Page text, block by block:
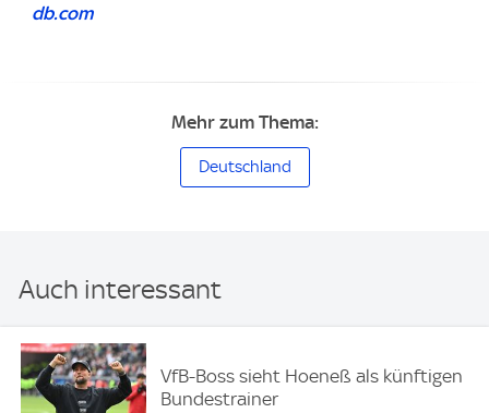
db.com
Mehr zum Thema:
Deutschland
Auch interessant
VfB-Boss sieht Hoeneß als künftigen
Bundestrainer